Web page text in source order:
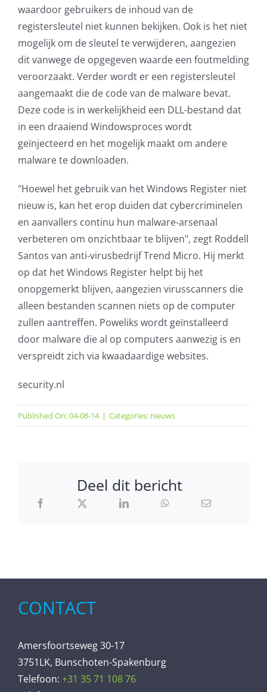
waardoor gebruikers de inhoud van de
registersleutel niet kunnen bekijken. Ook is het niet
mogelijk om de sleutel te verwijderen, aangezien
dit vanwege de opgegeven waarde een foutmelding
veroorzaakt. Verder wordt er een registersleutel
aangemaakt die de code van de malware bevat.
Deze code is in werkelijkheid een DLL-bestand dat
in een draaiend Windowsproces wordt
geïnjecteerd en het mogelijk maakt om andere
malware te downloaden.
"Hoewel het gebruik van het Windows Register niet
nieuw is, kan het erop duiden dat cybercriminelen
en aanvallers continu hun malware-arsenaal
verbeteren om onzichtbaar te blijven", zegt Roddell
Santos van anti-virusbedrijf Trend Micro. Hij merkt
op dat het Windows Register helpt bij het
onopgemerkt blijven, aangezien virusscanners die
alleen bestanden scannen niets op de computer
zullen aantreffen. Poweliks wordt geïnstalleerd
door malware die al op computers aanwezig is en
verspreidt zich via kwaadaardige websites.
security.nl
Published On: 04-08-14 | Categories: nieuws
Deel dit bericht
CONTACT
Amersfoortseweg 30-17
3751LK, Bunschoten-Spakenburg
Telefoon: +31 35 71 108 76